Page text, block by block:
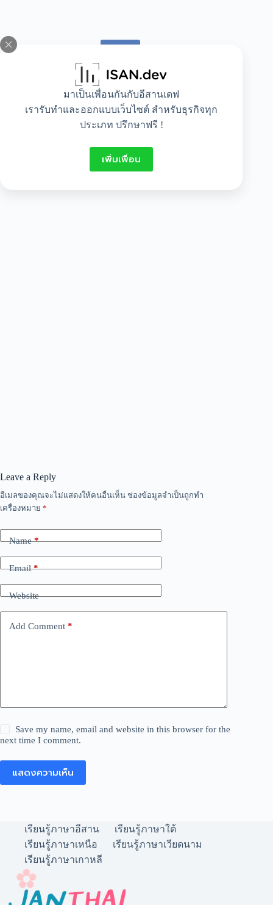
มาเป็นเพื่อนกันกับอีสานเดฟ
เรารับทำและออกแบบเว็บไซต์ สำหรับธุรกิจทุก
ประเภท ปรึกษาฟรี !
เพิ่มเพื่อน
Leave a Reply
อีเมลของคุณจะไม่แสดงให้คนอื่นเห็น ช่องข้อมูลจำเป็นถูกทำ
เครื่องหมาย *
Name*
Email*
Website
Add Comment *
Save my name, email and website in this browser for the
next time I comment.
แสดงความเห็น
เรียนรู้ภาษาอีสาน
เรียนรู้ภาษาใต้
เรียนรู้ภาษาเหนือ
เรียนรู้ภาษาเวียดนาม
เรียนรู้ภาษาเกาหลี